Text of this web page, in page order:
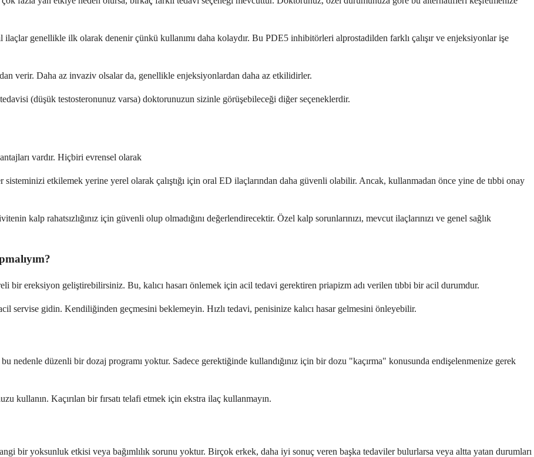
genellikle ilk olarak denenir çünkü kullanımı daha kolaydır. Bu PDE5 inhibitörleri alprostadilden farklı çalışır ve enjeksiyonlar işe
verir. Daha az invaziv olsalar da, genellikle enjeksiyonlardan daha az etkilidirler.
(düşük testosteronunuz varsa) doktorunuzun sizinle görüşebileceği diğer seçeneklerdir.
vardır. Hiçbiri evrensel olarak
etkilemek yerine yerel olarak çalıştığı için oral ED ilaçlarından daha güvenli olabilir. Ancak, kullanmadan önce yine de tıbbi onay
kalp rahatsızlığınız için güvenli olup olmadığını değerlendirecektir. Özel kalp sorunlarınızı, mevcut ilaçlarınızı ve genel sağlık
bir ereksiyon geliştirebilirsiniz. Bu, kalıcı hasarı önlemek için acil tedavi gerektiren priapizm adı verilen tıbbi bir acil durumdur.
servise gidin. Kendiliğinden geçmesini beklemeyin. Hızlı tedavi, penisinize kalıcı hasar gelmesini önleyebilir.
nedenle düzenli bir dozaj programı yoktur. Sadece gerektiğinde kullandığınız için bir dozu "kaçırma" konusunda endişelenmenize gerek
kullanın. Kaçırılan bir fırsatı telafi etmek için ekstra ilaç kullanmayın.
bir yoksunluk etkisi veya bağımlılık sorunu yoktur. Birçok erkek, daha iyi sonuç veren başka tedaviler bulurlarsa veya altta yatan durumları